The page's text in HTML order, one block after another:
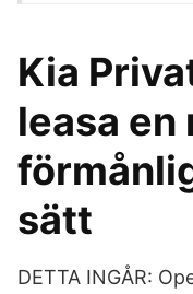
Kia
leasa en
sätt
DETTA INGÅR: